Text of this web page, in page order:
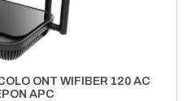
ONT WIFIBER 120 AC
APC